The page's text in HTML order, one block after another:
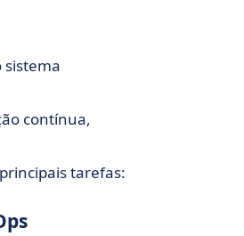
sistema
contínua,
tarefas: